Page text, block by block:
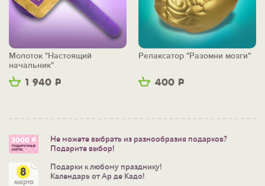
1 940 Р
Молоток "Настоящий
начальник"
400 Р
Релаксатор "Разомни мозги"
Не можете выбрать из разнообразия подарков?
Подарите выбор!
Подарки к любому празднику!
Календарь от Ар де Кадо!